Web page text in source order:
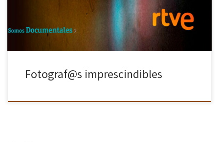
Fotograf@s imprescindibles